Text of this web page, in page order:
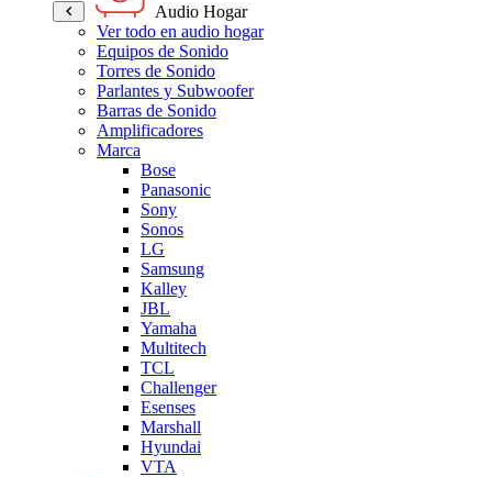
Audio Hogar
Ver todo en audio hogar
Equipos de Sonido
Torres de Sonido
Parlantes y Subwoofer
Barras de Sonido
Amplificadores
Marca
Bose
Panasonic
Sony
Sonos
LG
Samsung
Kalley
JBL
Yamaha
Multitech
TCL
Challenger
Esenses
Marshall
Hyundai
VTA